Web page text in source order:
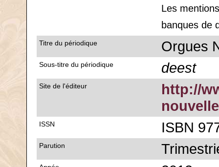
Les
banques de
Titre du périodique Orgues
Sous-titre du périodique deest
Site de l'éditeur
http://
ISSN ISBN
Parution